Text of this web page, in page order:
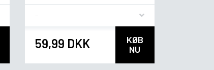
59,99 DKK
KØB
NU